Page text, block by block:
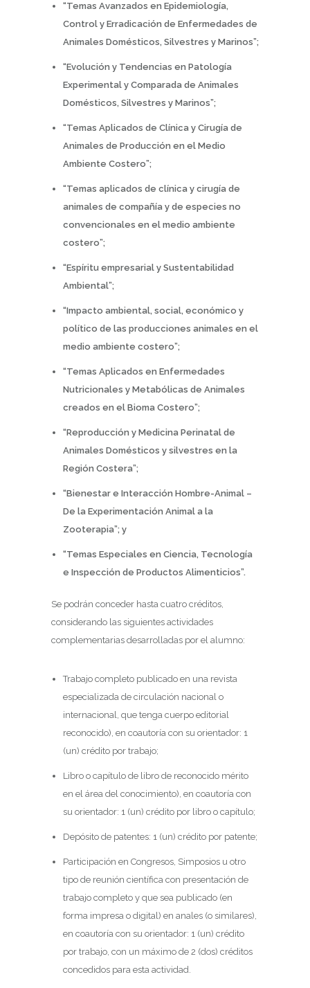
“Temas Avanzados en Epidemiología,
Control y Erradicación de Enfermedades de
Animales Domésticos, Silvestres y Marinos”;
“Evolución y Tendencias en Patología
Experimental y Comparada de Animales
Domésticos, Silvestres y Marinos”;
“Temas Aplicados de Clínica y Cirugía de
Animales de Producción en el Medio
Ambiente Costero”;
“Temas aplicados de clínica y cirugía de
animales de compañía y de especies no
convencionales en el medio ambiente
costero”;
“Espíritu empresarial y Sustentabilidad
Ambiental”;
“Impacto ambiental, social, económico y
político de las producciones animales en el
medio ambiente costero”;
“Temas Aplicados en Enfermedades
Nutricionales y Metabólicas de Animales
creados en el Bioma Costero”;
“Reproducción y Medicina Perinatal de
Animales Domésticos y silvestres en la
Región Costera”;
“Bienestar e Interacción Hombre-Animal –
De la Experimentación Animal a la
Zooterapia”; y
“Temas Especiales en Ciencia, Tecnología
e Inspección de Productos Alimenticios”.
Se podrán conceder hasta cuatro créditos,
considerando las siguientes actividades
complementarias desarrolladas por el alumno:
Trabajo completo publicado en una revista
especializada de circulación nacional o
internacional, que tenga cuerpo editorial
reconocido), en coautoría con su orientador: 1
(un) crédito por trabajo;
Libro o capítulo de libro de reconocido mérito
en el área del conocimiento), en coautoría con
su orientador: 1 (un) crédito por libro o capítulo;
Depósito de patentes: 1 (un) crédito por patente;
Participación en Congresos, Simposios u otro
tipo de reunión científica con presentación de
trabajo completo y que sea publicado (en
forma impresa o digital) en anales (o similares),
en coautoría con su orientador: 1 (un) crédito
por trabajo, con un máximo de 2 (dos) créditos
concedidos para esta actividad.